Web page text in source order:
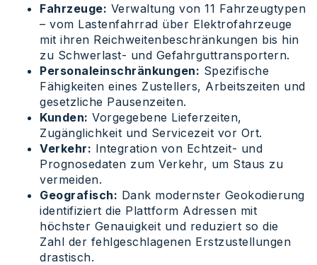
Fahrzeuge: Verwaltung von 11 Fahrzeugtypen
– vom Lastenfahrrad über Elektrofahrzeuge
mit ihren Reichweitenbeschränkungen bis hin
zu Schwerlast- und Gefahrguttransportern.
Personaleinschränkungen: Spezifische
Fähigkeiten eines Zustellers, Arbeitszeiten und
gesetzliche Pausenzeiten.
Kunden: Vorgegebene Lieferzeiten,
Zugänglichkeit und Servicezeit vor Ort.
Verkehr: Integration von Echtzeit- und
Prognosedaten zum Verkehr, um Staus zu
vermeiden.
Geografisch: Dank modernster Geokodierung
identifiziert die Plattform Adressen mit
höchster Genauigkeit und reduziert so die
Zahl der fehlgeschlagenen Erstzustellungen
drastisch.